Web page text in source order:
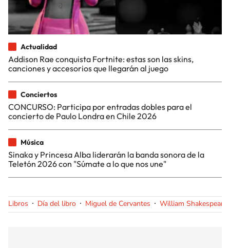
Actualidad
Addison Rae conquista Fortnite: estas son las skins,
canciones y accesorios que llegarán al juego
Conciertos
CONCURSO: Participa por entradas dobles para el
concierto de Paulo Londra en Chile 2026
Música
Sinaka y Princesa Alba liderarán la banda sonora de la
Teletón 2026 con "Súmate a lo que nos une"
Libros Día del libro Miguel de Cervantes William Shakespeare